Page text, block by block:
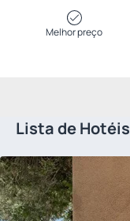
Melhor preço
Lista de Hotéis